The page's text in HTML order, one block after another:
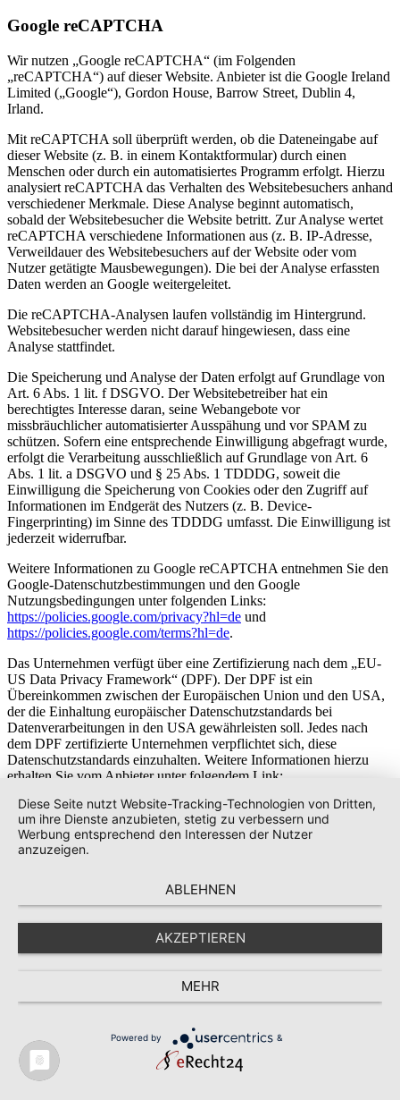
Google reCAPTCHA
Wir nutzen „Google reCAPTCHA“ (im Folgenden
„reCAPTCHA“) auf dieser Website. Anbieter ist die Google Ireland
Limited („Google“), Gordon House, Barrow Street, Dublin 4,
Irland.
Mit reCAPTCHA soll überprüft werden, ob die Dateneingabe auf
dieser Website (z. B. in einem Kontaktformular) durch einen
Menschen oder durch ein automatisiertes Programm erfolgt. Hierzu
analysiert reCAPTCHA das Verhalten des Websitebesuchers anhand
verschiedener Merkmale. Diese Analyse beginnt automatisch,
sobald der Websitebesucher die Website betritt. Zur Analyse wertet
reCAPTCHA verschiedene Informationen aus (z. B. IP-Adresse,
Verweildauer des Websitebesuchers auf der Website oder vom
Nutzer getätigte Mausbewegungen). Die bei der Analyse erfassten
Daten werden an Google weitergeleitet.
Die reCAPTCHA-Analysen laufen vollständig im Hintergrund.
Websitebesucher werden nicht darauf hingewiesen, dass eine
Analyse stattfindet.
Die Speicherung und Analyse der Daten erfolgt auf Grundlage von
Art. 6 Abs. 1 lit. f DSGVO. Der Websitebetreiber hat ein
berechtigtes Interesse daran, seine Webangebote vor
missbräuchlicher automatisierter Ausspähung und vor SPAM zu
schützen. Sofern eine entsprechende Einwilligung abgefragt wurde,
erfolgt die Verarbeitung ausschließlich auf Grundlage von Art. 6
Abs. 1 lit. a DSGVO und § 25 Abs. 1 TDDDG, soweit die
Einwilligung die Speicherung von Cookies oder den Zugriff auf
Informationen im Endgerät des Nutzers (z. B. Device-
Fingerprinting) im Sinne des TDDDG umfasst. Die Einwilligung ist
jederzeit widerrufbar.
Weitere Informationen zu Google reCAPTCHA entnehmen Sie den
Google-Datenschutzbestimmungen und den Google
Nutzungsbedingungen unter folgenden Links:
https://policies.google.com/privacy?hl=de und
https://policies.google.com/terms?hl=de.
Das Unternehmen verfügt über eine Zertifizierung nach dem „EU-
US Data Privacy Framework“ (DPF). Der DPF ist ein
Übereinkommen zwischen der Europäischen Union und den USA,
der die Einhaltung europäischer Datenschutzstandards bei
Datenverarbeitungen in den USA gewährleisten soll. Jedes nach
dem DPF zertifizierte Unternehmen verpflichtet sich, diese
Datenschutzstandards einzuhalten. Weitere Informationen hierzu
erhalten Sie vom Anbieter unter folgendem Link:
7. eCommerce und Zahlungs­anbieter
Wir erheben, verarbeiten und nutzen personenbezogene Kunden-
und Vertragsdaten zur Begründung, inhaltlichen Ausgestaltung und
Änderung unserer Vertragsbeziehungen. Personenbezogene Daten
über die Inanspruchnahme dieser Website (Nutzungsdaten) erheben,
Nutzer die Inanspruchnahme des Dienstes zu ermöglichen oder
abzurechnen. Rechtsgrundlage hierfür ist Art. 6 Abs. 1 lit. b
Die erhobenen Kundendaten werden nach Abschluss des Auftrags
oder Beendigung der Geschäftsbeziehung und Ablauf der ggf.
bestehenden gesetzlichen Aufbewahrungsfristen gelöscht.
Diese Seite nutzt Website-Tracking-Technologien von Dritten,
um ihre Dienste anzubieten, stetig zu verbessern und
Werbung entsprechend den Interessen der Nutzer
anzuzeigen.
ABLEHNEN
AKZEPTIEREN
MEHR
Powered by &